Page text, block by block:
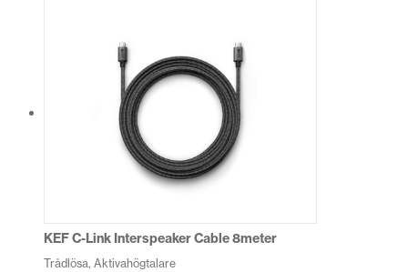
har
flera
varianter.
De
olika
alternativen
kan
produktsidan
KEF C-Link Interspeaker Cable 8meter
Trådlösa, Aktivahögtalare